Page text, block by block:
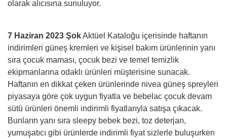
olarak alıcısına sunuluyor.
7 Haziran 2023 ŞokAktüel Kataloğu içerisinde haftanın
indirimleri güneş kremleri ve kişisel bakım ürünlerinin yanı
sıra çocuk maması, çocuk bezi ve temel temizlik
ekipmanlarına odaklı ürünleri müşterisine sunacak.
Haftanın en dikkat çeken ürünlerinde nivea güneş spreyleri
piyasaya göre çok uygun fiyatla ve bebelac çocuk devam
sütü ürünleri önemli indirimli fiyatlarıyla satışa çıkacak.
Bunların yanı sıra sleepy bebek bezi, toz deterjan,
yumuşatıcı gibi ürünlerde indirimli fiyat sizlerle buluşurken